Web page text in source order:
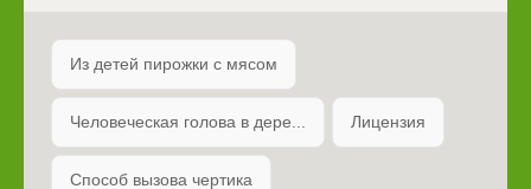
Из детей пирожки с мясом
Человеческая голова в дере... Лицензия
Способ вызова чертика